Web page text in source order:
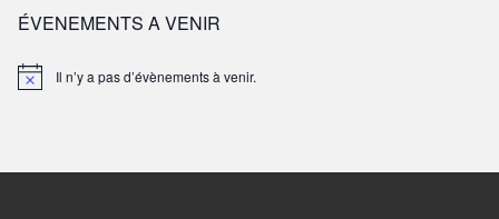
ÉVENEMENTS A VENIR
Notice Il n’y a pas d’évènements à venir.